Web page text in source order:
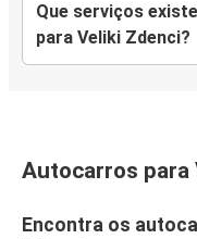
Que serviços
para Veliki Zdenci?
Autocarros para
Encontra os